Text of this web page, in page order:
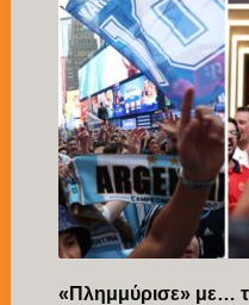
«Πλημμύρισε» με…